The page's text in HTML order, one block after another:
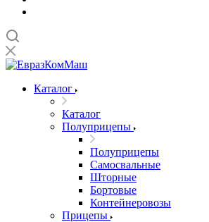
Каталог
Каталог
Полуприцепы
Полуприцепы
Самосвальные
Шторные
Бортовые
Контейнеровозы
Прицепы